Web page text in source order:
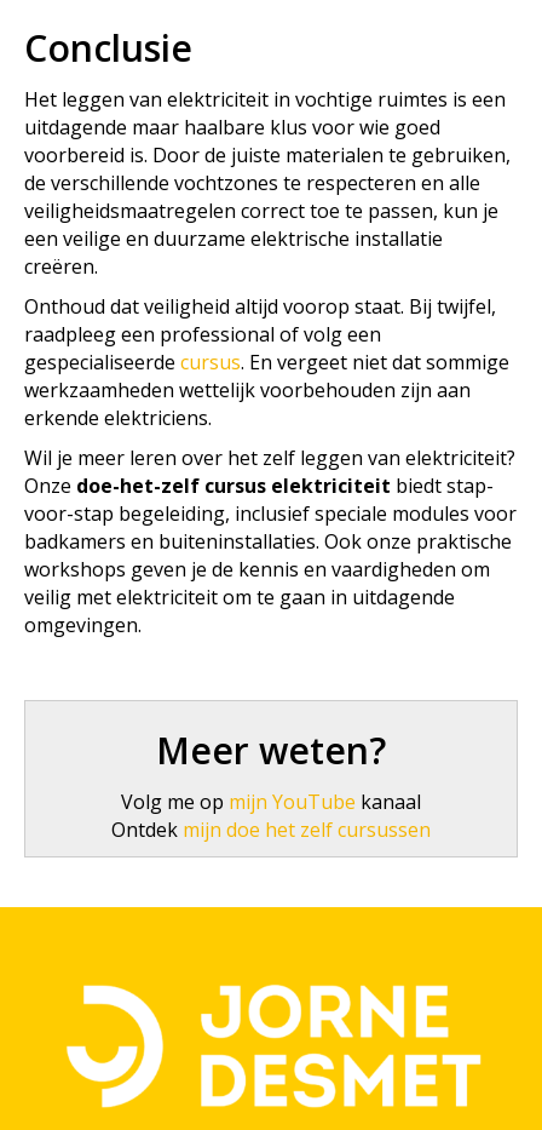
Conclusie
Het leggen van elektriciteit in vochtige ruimtes is een
uitdagende maar haalbare klus voor wie goed
voorbereid is. Door de juiste materialen te gebruiken,
de verschillende vochtzones te respecteren en alle
veiligheidsmaatregelen correct toe te passen, kun je
een veilige en duurzame elektrische installatie
creëren.
Onthoud dat veiligheid altijd voorop staat. Bij twijfel,
raadpleeg een professional of volg een
gespecialiseerde cursus. En vergeet niet dat sommige
werkzaamheden wettelijk voorbehouden zijn aan
erkende elektriciens.
Wil je meer leren over het zelf leggen van elektriciteit?
Onze doe-het-zelf cursus elektriciteit biedt stap-
voor-stap begeleiding, inclusief speciale modules voor
badkamers en buiteninstallaties. Ook onze praktische
workshops geven je de kennis en vaardigheden om
veilig met elektriciteit om te gaan in uitdagende
omgevingen.
Meer weten?
Volg me op mijn YouTube kanaal
Ontdek mijn doe het zelf cursussen